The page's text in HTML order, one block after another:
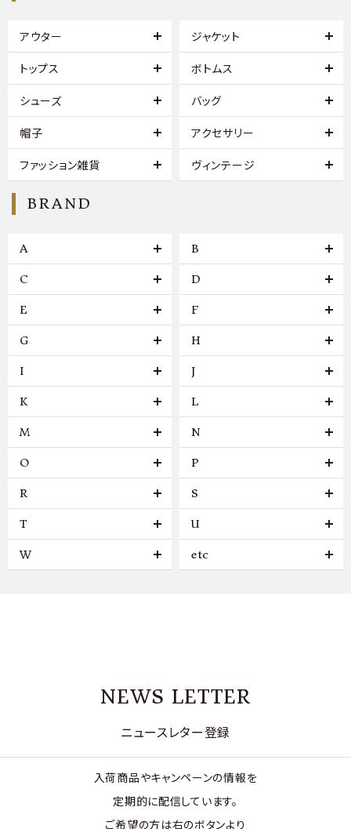
アウター ジャケット
トップス ボトムス
シューズ バッグ
帽子 アクセサリー
ファッション雑貨 ヴィンテージ
BRAND
A B
C D
E F
G H
I J
K L
M N
O P
R S
T U
W etc
NEWS LETTER
ニュースレター登録
入荷商品やキャンペーンの情報を
定期的に配信しています。
ご希望の方は右のボタンより